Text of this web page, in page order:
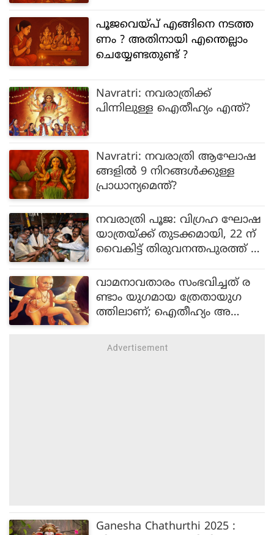
പൂജവെയ്‌പ് എങ്ങിനെ നടത്ത
ണം ? അതിനായി എന്തെല്ലാം
ചെയ്യേണ്ടതുണ്ട് ?
Navratri: നവരാത്രിക്ക്
പിന്നിലുള്ള ഐതീഹ്യം എന്ത്?
Navratri: നവരാത്രി ആഘോഷ
ങ്ങളിൽ 9 നിറങ്ങൾക്കുള്ള
പ്രാധാന്യമെന്ത്?
നവരാത്രി പൂജ: വിഗ്രഹ ഘോഷ
യാത്രയ്ക്ക് തുടക്കമായി, 22 ന്
വൈകിട്ട് തിരുവനന്തപുരത്ത് എ
തുടങ്ങും
വാമനാവതാരം സംഭവിച്ചത് ര
ണ്ടാം യുഗമായ ത്രേതായുഗ
ത്തിലാണ്; ഐതീഹ്യം അ
Ganesha Chathurthi 2025 :